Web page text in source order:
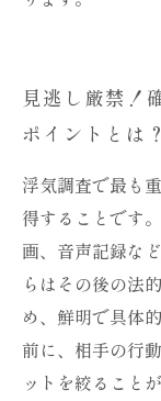
見逃し厳禁！
ポイントとは？
浮気調査で最も
得することです
画、音声記録な
らはその後の法
め、鮮明で具体
前に、相手の行
ットを絞ること